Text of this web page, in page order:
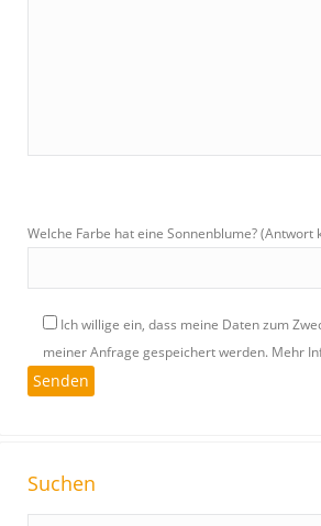
Welche Farbe hat eine Sonnenblume? (Antwort
Ich willige ein, dass meine Daten zum
meiner Anfrage gespeichert werden. Mehr
Suchen